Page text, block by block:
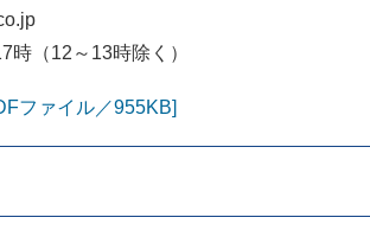
（12～13時除く）
ファイル／955KB]